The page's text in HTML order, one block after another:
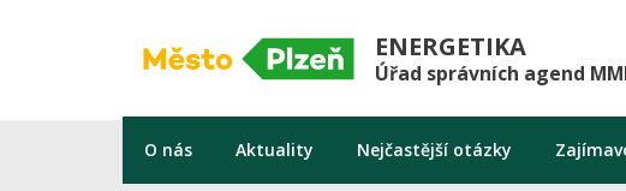
ENERGETIKA
Úřad správních agend
O nás Aktuality Nejčastější otázky